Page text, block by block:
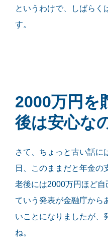
というわけで、しばらく
す。
2000万円を
後は安心な
さて、ちょっと古い話に
日、このままだと年金の
老後には2000万円ほど
ていう発表が金融庁から
いことになりましたが、
ね。